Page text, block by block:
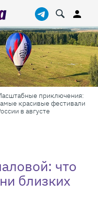
против бадов: что
работает для
и здоровья
что
близких